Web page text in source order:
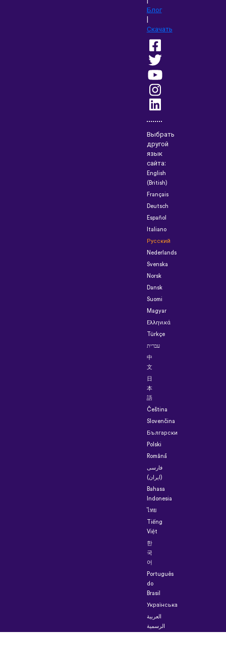
Блог
Скачать
Выбрать
другой
язык
сайта:
English
(British)
Français
Deutsch
Español
Italiano
Русский
Nederlands
Svenska
Norsk
Dansk
Suomi
Magyar
Ελληνικά
Türkçe
עברית
中
文
日
本
語
Čeština
Slovenčina
Български
Polski
Română
فارسی
(ایران)
Bahasa
Indonesia
ไทย
Tiếng
Việt
한
국
어
Português
do
Brasil
Українська
العربية
الرسمية